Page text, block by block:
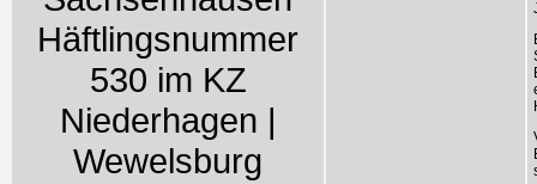
Häftlingsnummer
530 im KZ
Niederhagen |
Wewelsburg